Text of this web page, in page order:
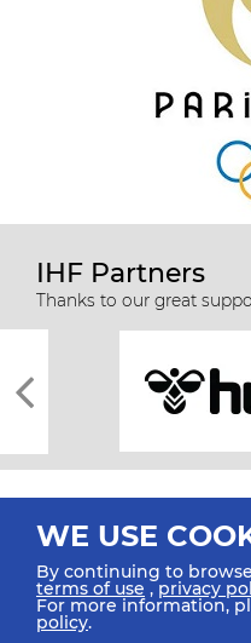
IHF Partners
Thanks to our great
All rights reserved © 2026 IHF
WE USE
By continuing to
terms of use ,privacy
For more information,
policy.